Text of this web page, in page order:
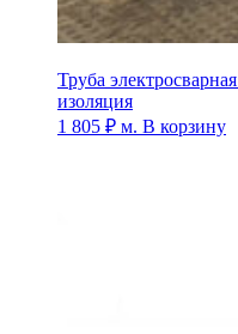
Труба
изоляция
1 805 ₽ м. В корзину